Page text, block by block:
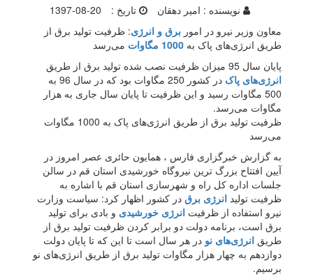
نویسنده : امیر دهقان تاریخ :
1397-08-20
معاون وزیر نیرو در امور برق و انرژی: ظرفیت تولید برق از
طریق انرژی‌های پاک به 1000 مگاوات
می‌رسد
پایان سال 95 میزان ظرفیت نصب شده تولید برق از طریق
انرژی‌های پاک
در کشور 250 مگاوات بود که در سال 96 به
500 مگاوات رسید و این ظرفیت تا پایان سال جاری به هزار
مگاوات می‌رسد.
ظرفیت تولید برق از طریق انرژی‌های پاک به 1000 مگاوات
می‌رسد
به گزارش خبرگزاری فارس ، همایون حائری عصر امروز در
آیین افتتاح بزرگ ترین نیروگاه خورشیدی استان قم در سالن
جلسات اداره کل راه و شهرسازی استان قم با اشاره به
ظرفیت تولید انرژی برق در کشور اظهار کرد: سیاست وزارت
نیرو استفاده از ظرفیت انرژی خورشیدی و بادی برای تولید
برق است، برنامه دولت دو برابر کردن ظرفیت تولید برق از
طریق انرژی‌های نو در هر سال است تا این که تا پایان دولت
دوازدهم به چهار هزار مگاوات تولید برق از طریق انرژی‌های نو
برسیم.